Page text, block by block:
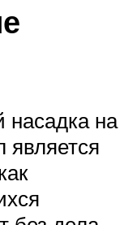
насадка на
является